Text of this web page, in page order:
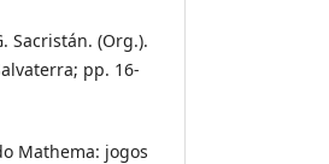
Sacristán. (Org.).
pp. 16-
Mathema: jogos